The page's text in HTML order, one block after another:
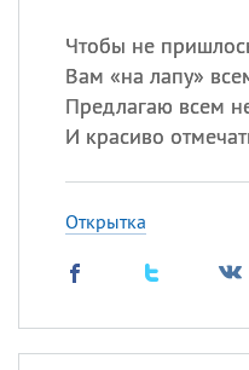
Чтобы не
Вам «на лапу»
Предлагаю всем
И красиво
Открытка